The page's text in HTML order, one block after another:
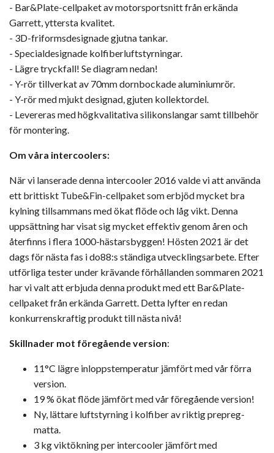
- Bar&Plate-cellpaket av motorsportsnitt från erkända
Garrett, yttersta kvalitet.
- 3D-friformsdesignade gjutna tankar.
- Specialdesignade kolfiberluftstyrningar.
- Lägre tryckfall! Se diagram nedan!
- Y-rör tillverkat av 70mm dornbockade aluminiumrör.
- Y-rör med mjukt designad, gjuten kollektordel.
- Levereras med högkvalitativa silikonslangar samt tillbehör
för montering.
Om våra intercoolers:
När vi lanserade denna intercooler 2016 valde vi att använda
ett brittiskt Tube&Fin-cellpaket som erbjöd mycket bra
kylning tillsammans med ökat flöde och låg vikt. Denna
uppsättning har visat sig mycket effektiv genom åren och
återfinns i flera 1000-hästarsbyggen! Hösten 2021 är det
dags för nästa fas i do88:s ständiga utvecklingsarbete. Efter
utförliga tester under krävande förhållanden sommaren 2021
har vi valt att erbjuda denna produkt med ett Bar&Plate-
cellpaket från erkända Garrett. Detta lyfter en redan
konkurrenskraftig produkt till nästa nivå!
Skillnader mot föregående version:
11°C lägre inloppstemperatur jämfört med vår förra
version.
19 % ökat flöde jämfört med vår föregående version!
Ny, lättare luftstyrning i kolfiber av riktig prepreg-
matta.
3 kg viktökning per intercooler jämfört med